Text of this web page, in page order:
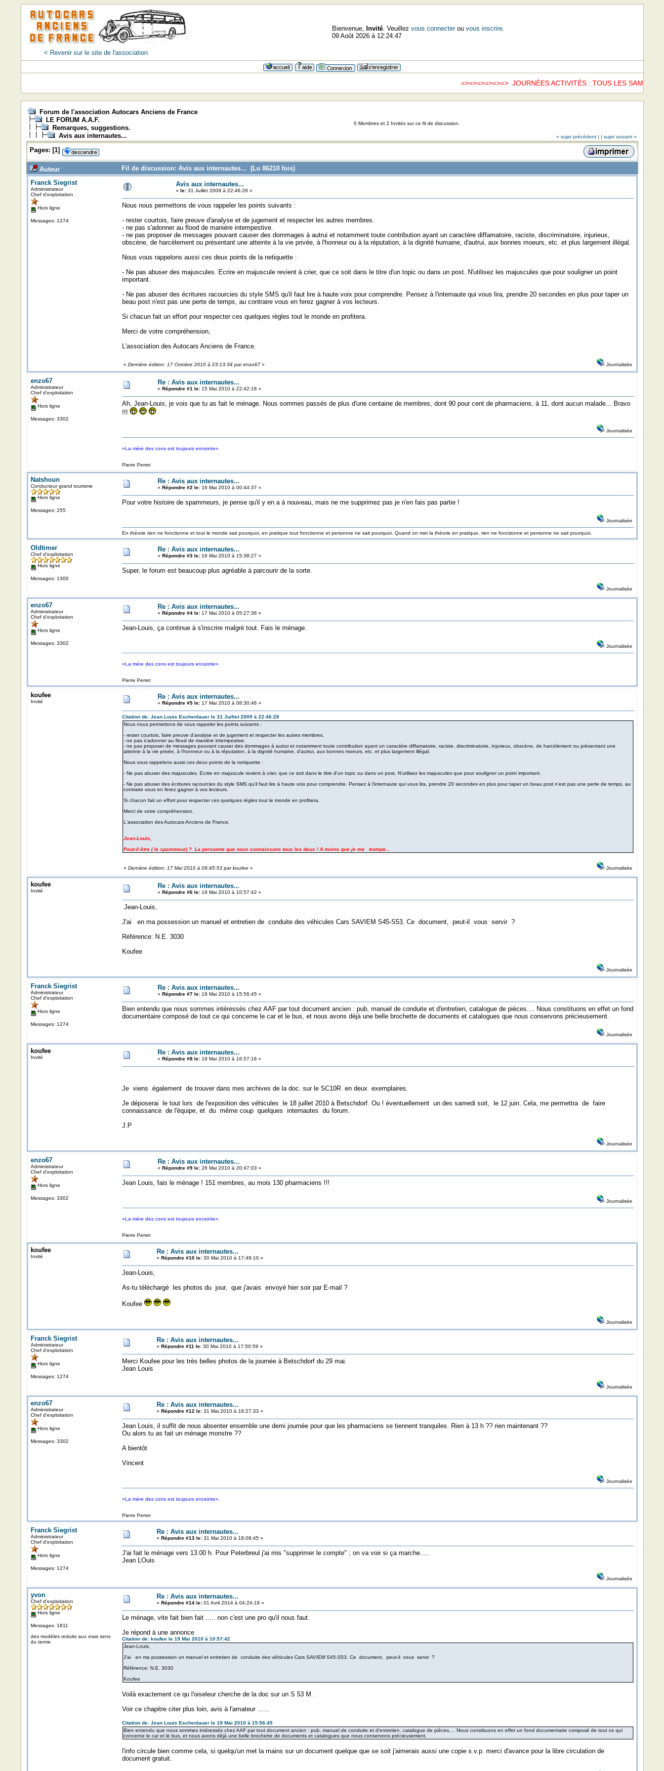
< Revenir sur le site de l'association
Bienvenue, Invité. Veuillez vous connecterou vous inscrire.
09 Août 2026 à 12:24:47
=>=>=>=>=>=> JOURNÉES ACTIVITÉS : TOUS LES SAMEDIS =>=>
Forum de l'association Autocars Anciens de France
LE FORUM A.A.F.
Remarques, suggestions.
Avis aux internautes...
0 Membres et 2 Invités sur ce fil de discussion.
« sujet précédent | | sujet suivant »
Pages: [1]
Auteur
Fil de discussion: Avis aux internautes... (Lu 86210 fois)
Franck Siegrist
Administrateur
Chef d'exploitation
Hors ligne
Messages: 1274
Avis aux internautes...
« le:31 Juillet 2009 à 22:46:28 »
Nous nous permettons de vous rappeler les points suivants :
- rester courtois, faire preuve d'analyse et de jugement et respecter les autres membres.
- ne pas s'adonner au flood de manière intempestive.
- ne pas proposer de messages pouvant causer des dommages à autrui et notamment toute contribution ayant un caractère diffamatoire, raciste, discriminatoire, injurieux,
obscène, de harcèlement ou présentant une atteinte à la vie privée, à l'honneur ou à la réputation, à la dignité humaine, d'autrui, aux bonnes moeurs, etc. et plus largement illégal.
Nous vous rappelons aussi ces deux points de la netiquette :
- Ne pas abuser des majuscules. Ecrire en majuscule revient à crier, que ce soit dans le titre d'un topic ou dans un post. N'utilisez les majuscules que pour souligner un point
important.
- Ne pas abuser des écritures racourcies du style SMS qu'il faut lire à haute voix pour comprendre. Pensez à l'internaute qui vous lira, prendre 20 secondes en plus pour taper un
beau post n'est pas une perte de temps, au contraire vous en ferez gagner à vos lecteurs.
Si chacun fait un effort pour respecter ces quelques règles tout le monde en profitera.
Merci de votre compréhension,
L'association des Autocars Anciens de France.
« Dernière édition: 17 Octobre 2010 à 23:13:34 par enzo67» Journalisée
enzo67
Administrateur
Chef d'exploitation
Hors ligne
Messages: 3302
Re : Avis aux internautes...
« Répondre #1 le:15 Mai 2010 à 22:42:18 »
Ah, Jean-Louis, je vois que tu as fait le ménage. Nous sommes passés de plus d'une centaine de membres, dont 90 pour cent de pharmaciens, à 11, dont aucun malade... Bravo
!!!
Journalisée
«La mère des cons est toujours enceinte».
Pierre Perret
Natshoun
Conducteur grand tourisme
Hors ligne
Messages: 255
Re : Avis aux internautes...
« Répondre #2 le:16 Mai 2010 à 00:44:37 »
Pour votre histoire de spammeurs, je pense qu'il y en a à nouveau, mais ne me supprimez pas je n'en fais pas partie !
Journalisée
En théorie rien ne fonctionne et tout le monde sait pourquoi, en pratique tout fonctionne et personne ne sait pourquoi. Quand on met la théorie en pratique, rien ne fonctionne et personne ne sait pourquoi.
Oldtimer
Chef d'exploitation
Hors ligne
Messages: 1300
Re : Avis aux internautes...
« Répondre #3 le:16 Mai 2010 à 15:38:27 »
Super, le forum est beaucoup plus agréable à parcourir de la sorte.
Journalisée
enzo67
Administrateur
Chef d'exploitation
Hors ligne
Messages: 3302
Re : Avis aux internautes...
« Répondre #4 le:17 Mai 2010 à 05:27:36 »
Jean-Louis, ça continue à s'inscrire malgré tout. Fais le ménage.
Journalisée
«La mère des cons est toujours enceinte».
Pierre Perret
koufee
Invité
Re : Avis aux internautes...
« Répondre #5 le:17 Mai 2010 à 08:30:46 »
Citation de: Jean Louis Eschenlauer le 31 Juillet 2009 à 22:46:28
Nous nous permettons de vous rappeler les points suivants :
- rester courtois, faire preuve d'analyse et de jugement et respecter les autres membres.
- ne pas s'adonner au flood de manière intempestive.
- ne pas proposer de messages pouvant causer des dommages à autrui et notamment toute contribution ayant un caractère diffamatoire, raciste, discriminatoire, injurieux, obscène, de harcèlement ou présentant une
atteinte à la vie privée, à l'honneur ou à la réputation, à la dignité humaine, d'autrui, aux bonnes moeurs, etc. et plus largement illégal.
Nous vous rappelons aussi ces deux points de la netiquette :
- Ne pas abuser des majuscules. Ecrire en majuscule revient à crier, que ce soit dans le titre d'un topic ou dans un post. N'utilisez les majuscules que pour souligner un point important.
- Ne pas abuser des écritures racourcies du style SMS qu'il faut lire à haute voix pour comprendre. Pensez à l'internaute qui vous lira, prendre 20 secondes en plus pour taper un beau post n'est pas une perte de temps, au
contraire vous en ferez gagner à vos lecteurs.
Si chacun fait un effort pour respecter ces quelques règles tout le monde en profitera.
Merci de votre compréhension,
L'association des Autocars Anciens de France.
Jean-Louis,
Peut-il être ( le spammeur) ? La personne que nous connaissons tous les deux ! A moins que je me trompe...
« Dernière édition: 17 Mai 2010 à 09:45:53 par koufee» Journalisée
koufee
Invité
Re : Avis aux internautes...
« Répondre #6 le:19 Mai 2010 à 10:57:42 »
Jean-Louis,
J'ai en ma possession un manuel et entretien de conduite des véhicules Cars SAVIEM S45-S53. Ce document, peut-il vous servir ?
Référence: N.E. 3030
Koufee
Journalisée
Franck Siegrist
Administrateur
Chef d'exploitation
Hors ligne
Messages: 1274
Re : Avis aux internautes...
« Répondre #7 le:19 Mai 2010 à 15:56:45 »
Bien entendu que nous sommes intéressés chez AAF par tout document ancien : pub, manuel de conduite et d'entretien, catalogue de pièces.... Nous constituons en effet un fond
documentaire composé de tout ce qui concerne le car et le bus, et nous avons déjà une belle brochette de documents et catalogues que nous conservons précieusement.
Journalisée
koufee
Invité
Re : Avis aux internautes...
« Répondre #8 le:19 Mai 2010 à 16:57:16 »
Je viens également de trouver dans mes archives de la doc. sur le SC10R en deux exemplaires.
Je déposerai le tout lors de l'exposition des véhicules le 18 juillet 2010 à Betschdorf. Ou ! éventuellement un des samedi soit, le 12 juin. Cela, me permettra de faire
connaissance de l'équipe, et du même coup quelques internautes du forum.
J.P
Journalisée
enzo67
Administrateur
Chef d'exploitation
Hors ligne
Messages: 3302
Re : Avis aux internautes...
« Répondre #9 le:26 Mai 2010 à 20:47:03 »
Jean Louis, fais le ménage ! 151 membres, au mois 130 pharmaciens !!!
Journalisée
«La mère des cons est toujours enceinte».
Pierre Perret
koufee
Invité
Re : Avis aux internautes...
« Répondre #10 le:30 Mai 2010 à 17:49:10 »
Jean-Louis,
As-tu téléchargé les photos du jour, que j'avais envoyé hier soir par E-mail ?
Koufee
Journalisée
Franck Siegrist
Administrateur
Chef d'exploitation
Hors ligne
Messages: 1274
Re : Avis aux internautes...
« Répondre #11 le:30 Mai 2010 à 17:50:59 »
Merci Koufee pour les très belles photos de la journée à Betschdorf du 29 mai.
Jean Louis
Journalisée
enzo67
Administrateur
Chef d'exploitation
Hors ligne
Messages: 3302
Re : Avis aux internautes...
« Répondre #12 le:31 Mai 2010 à 16:27:33 »
Jean Louis, il suffit de nous absenter ensemble une demi journée pour que les pharmaciens se tiennent tranquiles. Rien à 13 h ?? rien maintenant ??
Ou alors tu as fait un ménage monstre ??
A bientôt
Vincent
Journalisée
«La mère des cons est toujours enceinte».
Pierre Perret
Franck Siegrist
Administrateur
Chef d'exploitation
Hors ligne
Messages: 1274
Re : Avis aux internautes...
« Répondre #13 le:31 Mai 2010 à 18:08:45 »
J'ai fait le ménage vers 13.00 h. Pour Peterbreul j'ai mis "supprimer le compte" ; on va voir si ça marche.....
Jean LOuis
Journalisée
yvon
Chef d'exploitation
Hors ligne
Messages: 1811
des modèles reduits aux vrais sens
du terme
Re : Avis aux internautes...
« Répondre #14 le:01 Avril 2014 à 04:24:18 »
Le ménage, vite fait bien fait ..... non c'est une pro qu'il nous faut.
Je répond à une annonce
Citation de: koufee le 19 Mai 2010 à 10:57:42
Jean-Louis,
J'ai en ma possession un manuel et entretien de conduite des véhicules Cars SAVIEM S45-S53. Ce document, peut-il vous servir ?
Référence: N.E. 3030
Koufee
Voilà exactement ce qu l'oiseleur cherche de la doc sur un S 53 M .
Voir ce chapitre citer plus loin, avis à l'amateur ......
Citation de: Jean Louis Eschenlauer le 19 Mai 2010 à 15:56:45
Bien entendu que nous sommes intéressés chez AAF par tout document ancien : pub, manuel de conduite et d'entretien, catalogue de pièces.... Nous constituons en effet un fond documentaire composé de tout ce qui
concerne le car et le bus, et nous avons déjà une belle brochette de documents et catalogues que nous conservons précieusement.
l'info circule bien comme cela, si quelqu'un met la mains sur un document quelque que se soit j'aimerais aussi une copie s.v.p. merci d'avance pour la libre circulation de
document gratuit.